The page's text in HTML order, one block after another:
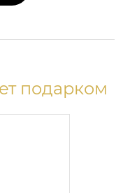
подарком